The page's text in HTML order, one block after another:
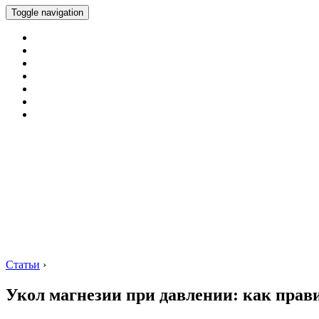
Toggle navigation
Статьи ›
Укол магнезии при давлении: как